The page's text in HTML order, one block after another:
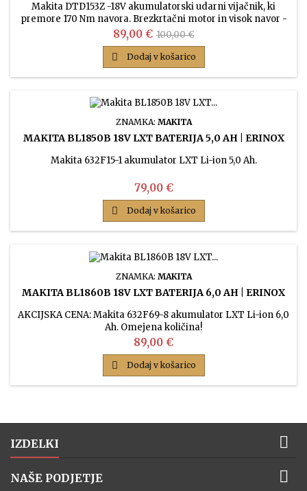
Makita DTD153Z -18V akumulatorski udarni vijačnik, ki
premore 170 Nm navora. Brezkrtačni motor in visok navor -
to je pravi udarni vijačnik za resno uporabo.
Cena
89,00 € Običajna
cena
100,00 €
 Dodaj v košarico
ZNAMKA: MAKITA
MAKITA BL1850B 18V LXT BATERIJA 5,0 AH | ERINOX
Makita 632F15-1 akumulator LXT Li-ion 5,0 Ah.
Cena
79,00 €
 Dodaj v košarico
ZNAMKA: MAKITA
MAKITA BL1860B 18V LXT BATERIJA 6,0 AH | ERINOX
AKCIJSKA CENA: Makita 632F69-8 akumulator LXT Li-ion 6,0
Ah. Omejena količina!
Cena
89,00 €
 Dodaj v košarico
IZDELKI 
NAŠE PODJETJE 